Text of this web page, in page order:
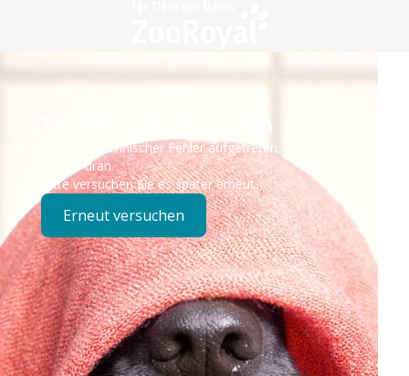
Technisches Problem
Es ist ein technischer Fehler aufgetreten – wir sind
bereits dran.
Bitte versuchen Sie es später erneut.
Erneut versuchen